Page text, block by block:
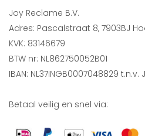
Joy Reclame B.V.
Adres: Pascalstraat 8, 7903BJ
KVK: 83146679
BTW nr: NL862750052B01
IBAN: NL37INGB0007048829
Betaal veilig en snel via: